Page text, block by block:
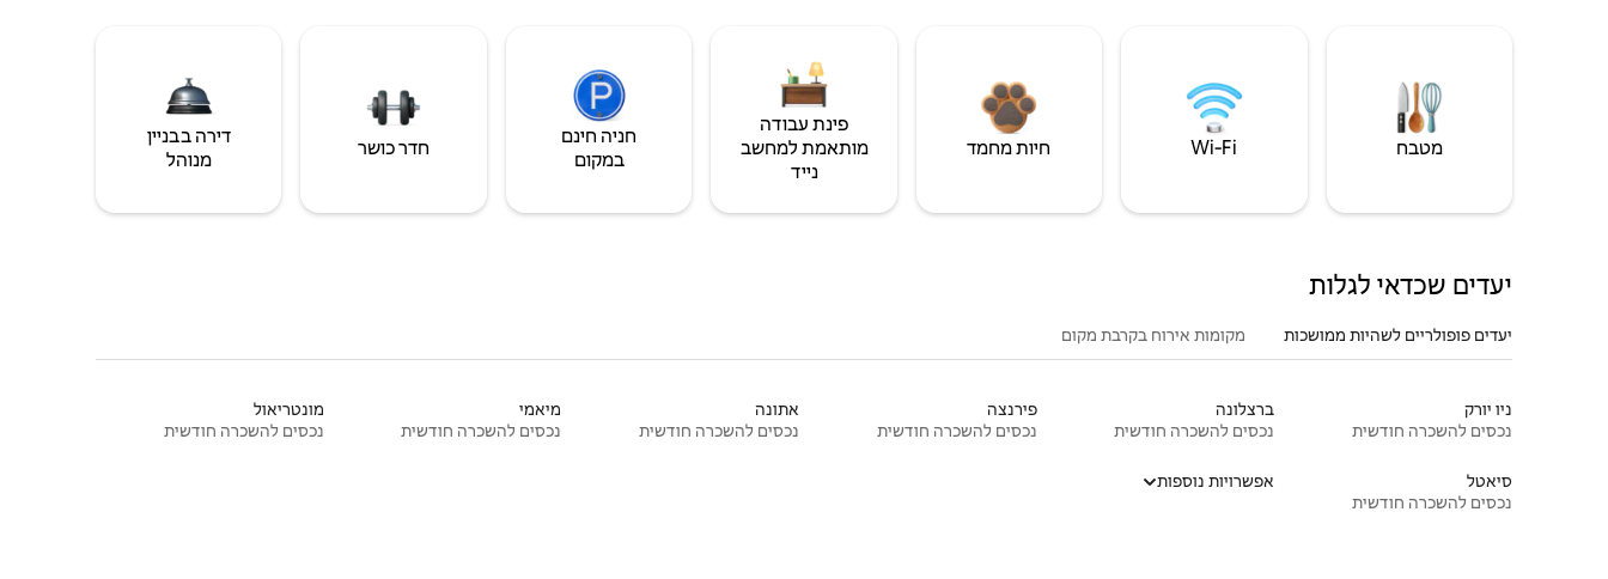
מטבח Wi‑Fi חיות מחמד
פינת עבודה
מותאמת למחשב
נייד
חניה חינם
במקום
חדר כושר
דירה בבניין
מנוהל
יעדים שכדאי לגלות
יעדים פופולריים לשהיות ממושכות מקומות אירוח בקרבת מקום
ניו יורק
נכסים להשכרה חודשית
ברצלונה
נכסים להשכרה חודשית
פירנצה
נכסים להשכרה חודשית
אתונה
נכסים להשכרה חודשית
מיאמי
נכסים להשכרה חודשית
מונטריאול
נכסים להשכרה חודשית
סיאטל
נכסים להשכרה חודשית
אפשרויות נוספות